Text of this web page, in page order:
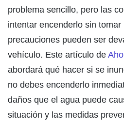
problema sencillo, pero las
intentar encenderlo sin tomar
precauciones pueden ser
vehículo. Este artículo de
abordará qué hacer si se
no debes encenderlo
daños que el agua puede
situación y las medidas